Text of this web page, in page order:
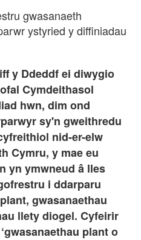
gwasanaeth
ystyried y diffiniadau
y Ddeddf ei diwygio
Cymdeithasol
hwn, dim ond
sy'n gweithredu
nid-er-elw
Cymru, y mae eu
yn ymwneud â lles
i ddarparu
gwasanaethau
llety diogel. Cyfeirir
plant o